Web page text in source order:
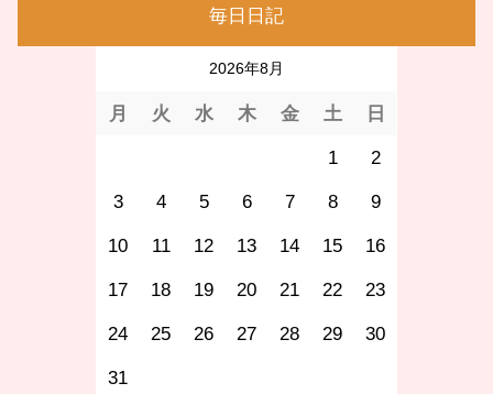
毎日日記
2026年8月
月 火 水 木 金 土 日
1 2
3 4 5 6 7 8 9
10 11 12 13 14 15 16
17 18 19 20 21 22 23
24 25 26 27 28 29 30
31